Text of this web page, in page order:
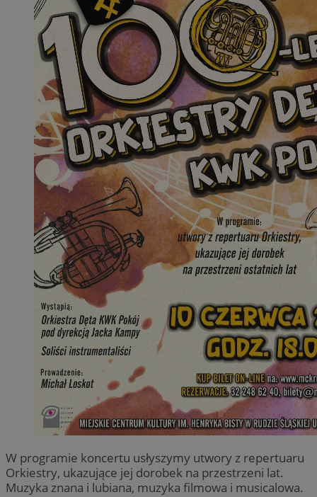
W programie koncertu usłyszymy utwory z repertuaru
Orkiestry, ukazujące jej dorobek na przestrzeni lat.
Muzyka znana i lubiana, muzyka filmowa i musicalowa.